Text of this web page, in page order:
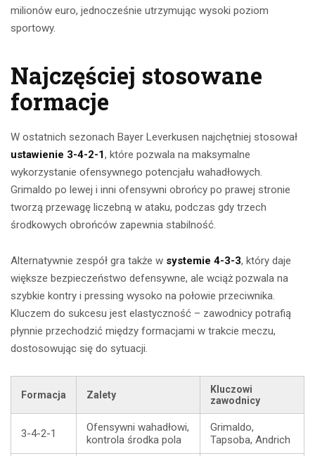
milionów euro, jednocześnie utrzymując wysoki poziom
sportowy.
Najczęściej stosowane
formacje
W ostatnich sezonach Bayer Leverkusen najchętniej stosował
ustawienie 3-4-2-1, które pozwala na maksymalne
wykorzystanie ofensywnego potencjału wahadłowych.
Grimaldo po lewej i inni ofensywni obrońcy po prawej stronie
tworzą przewagę liczebną w ataku, podczas gdy trzech
środkowych obrońców zapewnia stabilność.
Alternatywnie zespół gra także w systemie 4-3-3, który daje
większe bezpieczeństwo defensywne, ale wciąż pozwala na
szybkie kontry i pressing wysoko na połowie przeciwnika.
Kluczem do sukcesu jest elastyczność – zawodnicy potrafią
płynnie przechodzić między formacjami w trakcie meczu,
dostosowując się do sytuacji.
Formacja Zalety
Kluczowi
zawodnicy
3-4-2-1
Ofensywni wahadłowi,
kontrola środka pola
Grimaldo,
Tapsoba, Andrich